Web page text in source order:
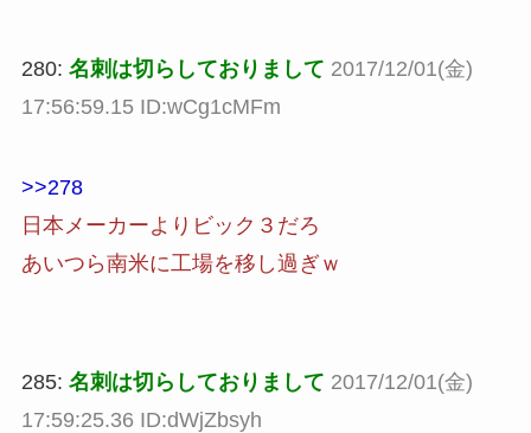
280: 名刺は切らしておりまして 2017/12/01(金)
17:56:59.15 ID:wCg1cMFm
>>278
日本メーカーよりビック３だろ
あいつら南米に工場を移し過ぎｗ
285: 名刺は切らしておりまして 2017/12/01(金)
17:59:25.36 ID:dWjZbsyh